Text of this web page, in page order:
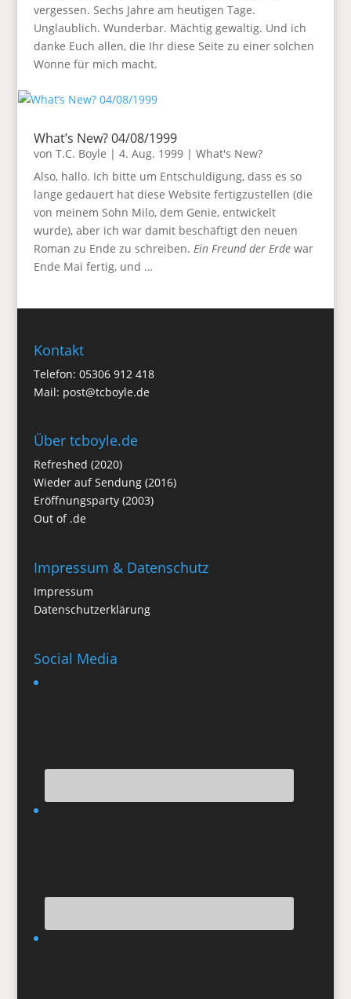
vergessen. Sechs Jahre am heutigen Tage.
Unglaublich. Wunderbar. Mächtig gewaltig. Und ich
danke Euch allen, die Ihr diese Seite zu einer solchen
Wonne für mich macht.
What’s New? 04/08/1999
von T.C. Boyle | 4. Aug. 1999| What's New?
Also, hallo. Ich bitte um Entschuldigung, dass es so
lange gedauert hat diese Website fertigzustellen (die
von meinem Sohn Milo, dem Genie, entwickelt
wurde), aber ich war damit beschäftigt den neuen
Roman zu Ende zu schreiben. Ein Freund der Erdewar
Ende Mai fertig, und …
Kontakt
Telefon: 05306 912 418
Mail: post@tcboyle.de
Über tcboyle.de
Refreshed (2020)
Wieder auf Sendung (2016)
Eröffnungsparty (2003)
Out of .de
Impressum & Datenschutz
Impressum
Datenschutzerklärung
Social Media